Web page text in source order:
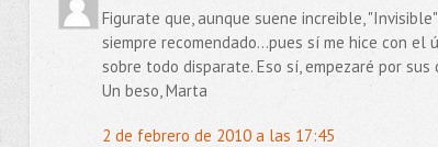
Figurate que, aunque suene increible,
siempre recomendado...pues sí me hice con
sobre todo disparate. Eso sí, empezaré por sus
Un beso, Marta
2 de febrero de 2010 a las 17:45